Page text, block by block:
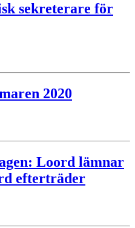
sekreterare för
2020
Loord lämnar
efterträder